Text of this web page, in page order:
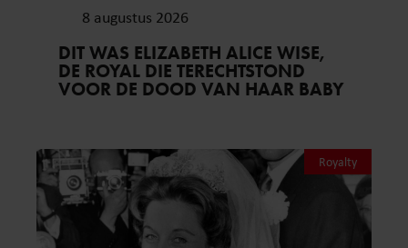
8 augustus 2026
DIT WAS ELIZABETH ALICE WISE,
DE ROYAL DIE TERECHTSTOND
VOOR DE DOOD VAN HAAR BABY
Royalty